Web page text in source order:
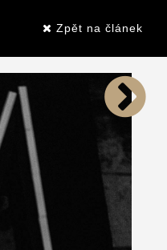
Zpět na článek